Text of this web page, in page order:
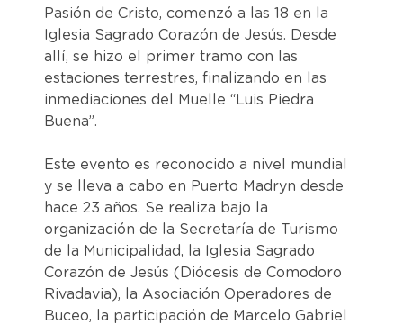
Pasión de Cristo, comenzó a las 18 en la
Iglesia Sagrado Corazón de Jesús. Desde
allí, se hizo el primer tramo con las
estaciones terrestres, finalizando en las
inmediaciones del Muelle “Luis Piedra
Buena”.
Este evento es reconocido a nivel mundial
y se lleva a cabo en Puerto Madryn desde
hace 23 años. Se realiza bajo la
organización de la Secretaría de Turismo
de la Municipalidad, la Iglesia Sagrado
Corazón de Jesús (Diócesis de Comodoro
Rivadavia), la Asociación Operadores de
Buceo, la participación de Marcelo Gabriel